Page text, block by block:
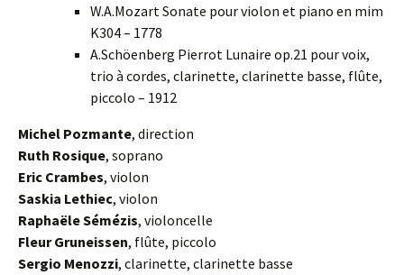
W.A.Mozart Sonate pour violon et piano en mim
K304 – 1778
A.Schöenberg Pierrot Lunaire op.21 pour voix,
trio à cordes, clarinette, clarinette basse, flûte,
piccolo – 1912
Michel Pozmante, direction
Ruth Rosique, soprano
Eric Crambes, violon
Saskia Lethiec, violon
Raphaële Sémézis, violoncelle
Fleur Gruneissen, flûte, piccolo
Sergio Menozzi, clarinette, clarinette basse